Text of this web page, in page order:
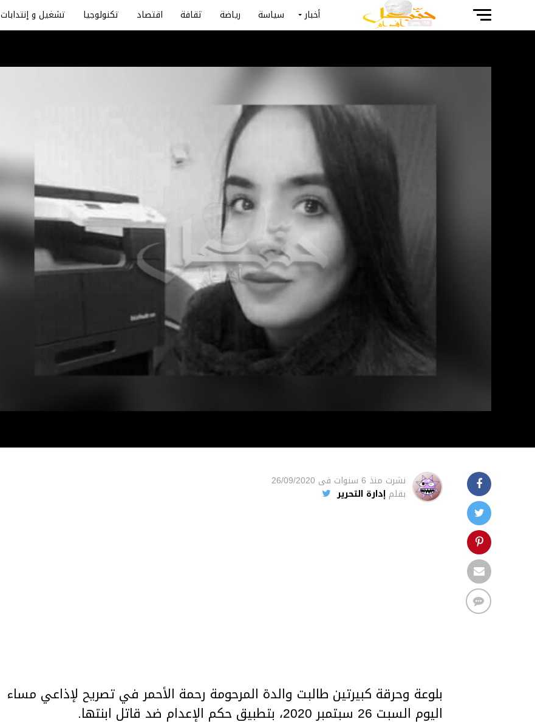
أخبار سياسة رياضة ثقافة اقتصاد تكنولوجيا تشغيل و إنتدابات
نشرت منذ 6 سنوات فى 26/09/2020
بقلم إدارة التحرير
بلوعة وحرقة كبيرتين طالبت والدة المرحومة رحمة الأحمر في تصريح لإذاعي مساء
اليوم السبت 26 سبتمبر 2020، بتطبيق حكم الإعدام ضد قاتل ابنتها.